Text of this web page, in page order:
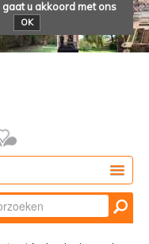
u akkoord met ons
OK